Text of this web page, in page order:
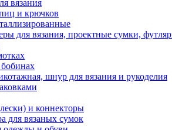
вязания
и крючков
для вязания, проектные сумки,
шнур для вязания и рукоделия
и коннекторы
для вязаных сумок